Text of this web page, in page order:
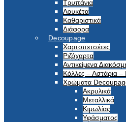
Τρυπάνια
Λουκέτα
Καθαριστικά
Διάφορα
Decoupage
Χαρτοπετσέτες
Ριζόχαρτα
Αντικείμενα
Κόλλες – Αστάρια –
Χρώματα
Ακρυλικά
Μεταλλικά
Κιμωλίας
Υφάσματος